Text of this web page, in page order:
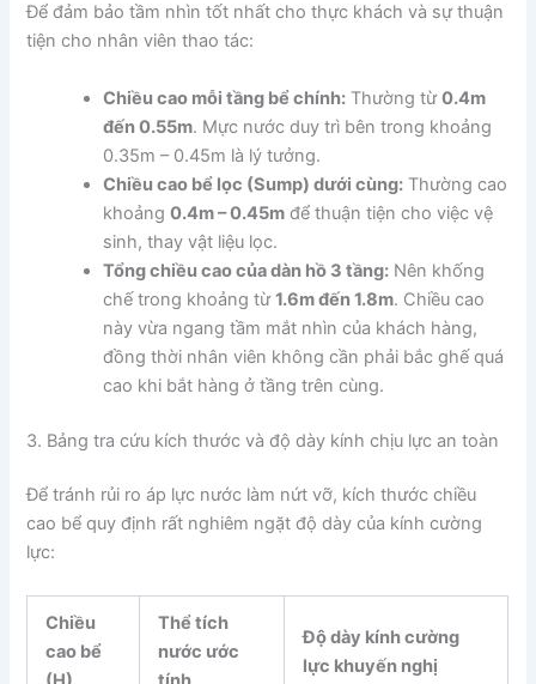
Để đảm bảo tầm nhìn tốt nhất cho thực khách và sự thuận
tiện cho nhân viên thao tác:
Chiều cao mỗi tầng bể chính: Thường từ0.4m
đến 0.55m. Mực nước duy trì bên trong khoảng
0.35m – 0.45m là lý tưởng.
Chiều cao bể lọc (Sump) dưới cùng: Thường cao
khoảng0.4m – 0.45m để thuận tiện cho việc vệ
sinh, thay vật liệu lọc.
Tổng chiều cao của dàn hồ 3 tầng: Nên khống
chế trong khoảng từ1.6m đến 1.8m. Chiều cao
này vừa ngang tầm mắt nhìn của khách hàng,
đồng thời nhân viên không cần phải bắc ghế quá
cao khi bắt hàng ở tầng trên cùng.
3. Bảng tra cứu kích thước và độ dày kính chịu lực an toàn
Để tránh rủi ro áp lực nước làm nứt vỡ, kích thước chiều
cao bể quy định rất nghiêm ngặt độ dày của kính cường
lực:
Chiều
cao bể
Thể tích
nước ước
Độ dày kính cường
lực khuyến nghị